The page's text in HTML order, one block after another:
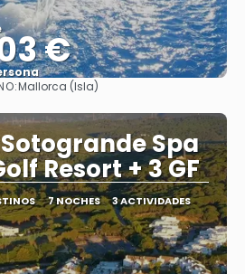
€
Ver
Mallorca (Isla)
Spa
Resort + 3 GF
7 NOCHES 3 ACTIVIDADES